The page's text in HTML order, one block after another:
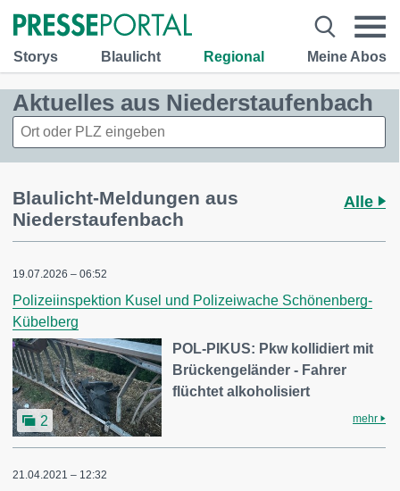
Storys Blaulicht Regional Meine Abos
Aktuelles aus Niederstaufenbach
Blaulicht-Meldungen aus
Niederstaufenbach
Alle
19.07.2026 – 06:52
Polizeiinspektion Kusel und Polizeiwache Schönenberg-
Kübelberg
2
POL-PIKUS: Pkw kollidiert mit
Brückengeländer - Fahrer
flüchtet alkoholisiert
mehr
21.04.2021 – 12:32